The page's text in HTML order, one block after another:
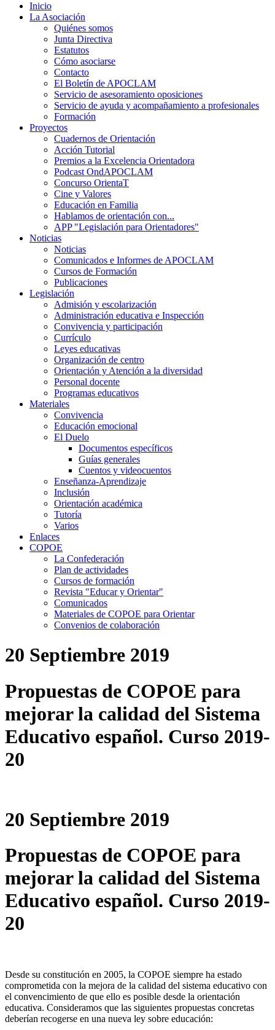
Inicio
La Asociación
Quiénes somos
Junta Directiva
Estatutos
Cómo asociarse
Contacto
El Boletín de APOCLAM
Servicio de asesoramiento oposiciones
Servicio de ayuda y acompañamiento a profesionales
Formación
Proyectos
Cuadernos de Orientación
Acción Tutorial
Premios a la Excelencia Orientadora
Podcast OndAPOCLAM
Concurso OrientaT
Cine y Valores
Educación en Familia
Hablamos de orientación con...
APP "Legislación para Orientadores"
Noticias
Noticias
Comunicados e Informes de APOCLAM
Cursos de Formación
Publicaciones
Legislación
Admisión y escolarización
Administración educativa e Inspección
Convivencia y participación
Currículo
Leyes educativas
Organización de centro
Orientación y Atención a la diversidad
Personal docente
Programas educativos
Materiales
Convivencia
Educación emocional
El Duelo
Documentos específicos
Guías generales
Cuentos y videocuentos
Enseñanza-Aprendizaje
Inclusión
Orientación académica
Tutoría
Varios
Enlaces
COPOE
La Confederación
Plan de actividades
Cursos de formación
Revista "Educar y Orientar"
Comunicados
Materiales de COPOE para Orientar
Convenios de colaboración
20 Septiembre 2019
Propuestas de COPOE para
mejorar la calidad del Sistema
Educativo español. Curso 2019-
20
20 Septiembre 2019
Propuestas de COPOE para
mejorar la calidad del Sistema
Educativo español. Curso 2019-
20
Desde su constitución en 2005, la COPOE siempre ha estado
comprometida con la mejora de la calidad del sistema educativo con
el convencimiento de que ello es posible desde la orientación
educativa. Consideramos que las siguientes propuestas concretas
deberían recogerse en una nueva ley sobre educación: